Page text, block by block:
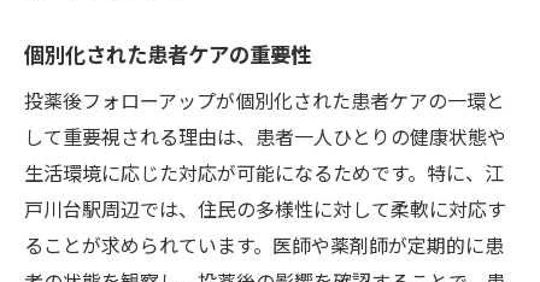
薬剤師の専門知識を活かしたアプローチ
医療過誤の防止とリスク管理
患者の長期的な健康維持への貢献
江戸川台駅エリアで進化する投薬後フォローア
ップの取り組み
地域特有の健康課題への対応
個別化された患者ケアの重要性
投薬後フォローアップが個別化された患者ケアの一環と
して重要視される理由は、患者一人ひとりの健康状態や
生活環境に応じた対応が可能になるためです。特に、江
戸川台駅周辺では、住民の多様性に対して柔軟に対応す
ることが求められています。医師や薬剤師が定期的に患